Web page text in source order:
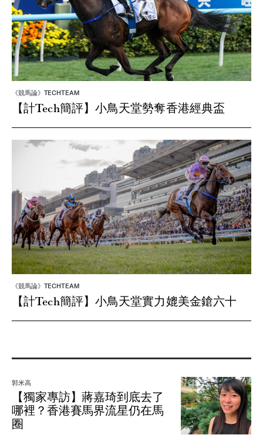
《競馬論》TECHTEAM
【計Tech簡評】小鳥天堂勢奪香港經典盃
《競馬論》TECHTEAM
【計Tech簡評】小鳥天堂實力媲美金鎗六十
郭米高
【獨家專訪】蔣嘉琦到底去了
哪裡？香港賽馬界流星仍在馬
圈